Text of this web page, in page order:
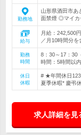
勤務地
山形県酒田市
面禁煙 ◎マイカ
給与
月給：242,500
／月10時間分
勤務
時間
8：30～17：30
時間：5時間以内
休日
休暇
# ★年間休日123
夏季休暇* 慶弔
求人詳細を見